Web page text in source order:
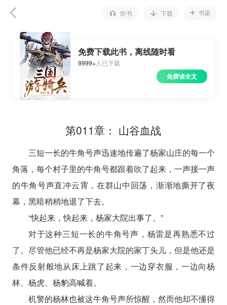
听书 下载 书架
免费下载此书，离线随时看
9999+人已下载
免费读全文
第011章： 山谷血战
三短一长的牛角号声迅速地传遍了杨家山庄的每一个
角落，每个村子里的牛角号都跟着吹了起来，一声接一声
的牛角号声直冲云霄，在群山中回荡，渐渐地撕开了夜
幕，黑暗稍稍地退了下去。
“快起来，快起来，杨家大院出事了。”
对于这种三短一长的牛角号声，杨雷是再熟悉不过
了。尽管他已经不再是杨家大院的家丁头儿，但是他还是
条件反射般地从床上跳了起来，一边穿衣服，一边向杨
林、杨虎、杨豹高喊着。
机警的杨林也被这牛角号声所惊醒，然而他却不懂得